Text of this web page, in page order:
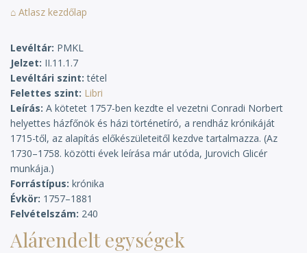
⌂ Atlasz kezdőlap
Levéltár PMKL
Jelzet II.11.1.7
Levéltári szint tétel
Felettes szint Libri
Leírás A kötetet 1757-ben kezdte el vezetni Conradi Norbert
helyettes házfőnök és házi történetíró, a rendház krónikáját
1715-től, az alapítás előkészületeitől kezdve tartalmazza. (Az
1730–1758. közötti évek leírása már utóda, Jurovich Glicér
munkája.)
Forrástípus krónika
Évkör 1757–1881
Felvételszám 240
Alárendelt egységek